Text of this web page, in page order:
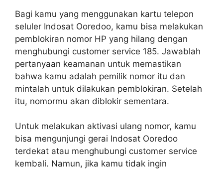
Bagi kamu yang menggunakan kartu telepon
seluler Indosat Ooredoo, kamu bisa melakukan
pemblokiran nomor HP yang hilang dengan
menghubungi customer service 185. Jawablah
pertanyaan keamanan untuk memastikan
bahwa kamu adalah pemilik nomor itu dan
mintalah untuk dilakukan pemblokiran. Setelah
itu, nomormu akan diblokir sementara.
Untuk melakukan aktivasi ulang nomor, kamu
bisa mengunjungi gerai Indosat Ooredoo
terdekat atau menghubungi customer service
kembali. Namun, jika kamu tidak ingin